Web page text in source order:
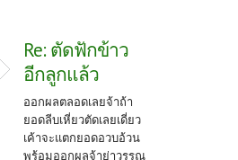
Re: ตัดฟักข้าว
อีกลูกแล้ว
ออกผลตลอดเลยจ้าถ้า
ยอดลีบเหี่ยวตัดเลยเดี่ยว
เค้าจะแตกยอดอวบอ้วน
พร้อมออกผลจ้าย่าวรรณ